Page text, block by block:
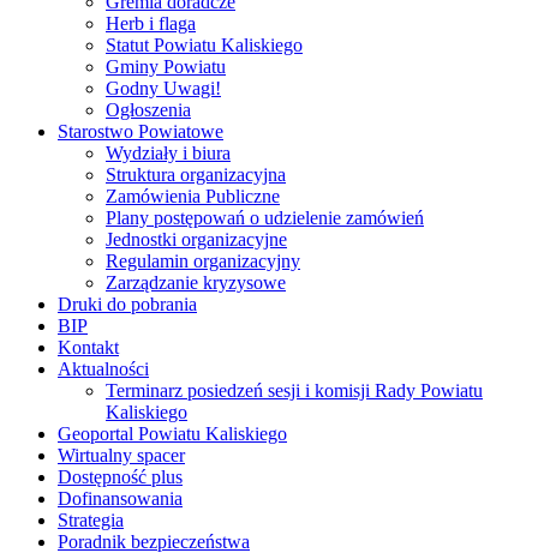
Herb i flaga
Statut Powiatu Kaliskiego
Gminy Powiatu
Godny Uwagi!
Ogłoszenia
Starostwo Powiatowe
Wydziały i biura
Struktura organizacyjna
Zamówienia Publiczne
Plany postępowań o udzielenie zamówień
Jednostki organizacyjne
Regulamin organizacyjny
Zarządzanie kryzysowe
Druki do pobrania
BIP
Kontakt
Aktualności
Terminarz posiedzeń sesji i komisji Rady Powiatu
Kaliskiego
Geoportal Powiatu Kaliskiego
Wirtualny spacer
Dostępność plus
Dofinansowania
Strategia
Poradnik bezpieczeństwa